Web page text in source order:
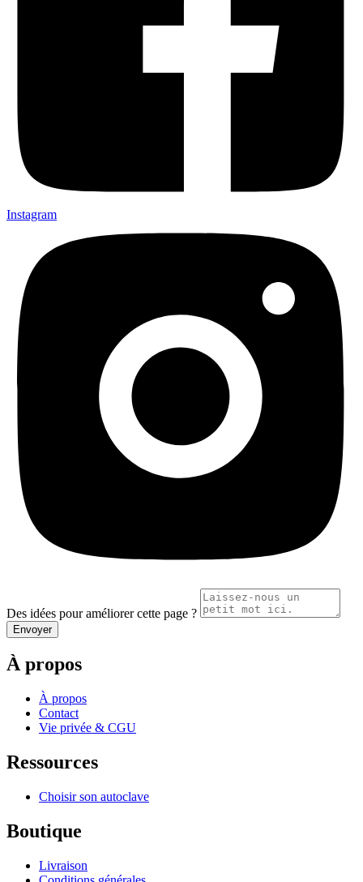
Instagram
Des idées pour améliorer cette page ?
Envoyer
À propos
À propos
Contact
Vie privée & CGU
Ressources
Choisir son autoclave
Boutique
Livraison